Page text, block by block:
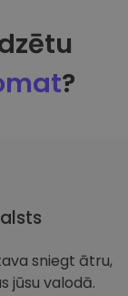
?
sniegt ātru,
jūsu valodā.